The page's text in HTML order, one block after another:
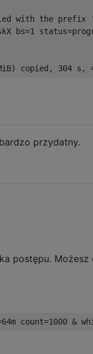
with the prefix
bs=1 status=
) copied , 304 s ,
przydatny.
postępu.
64m count=1000 &